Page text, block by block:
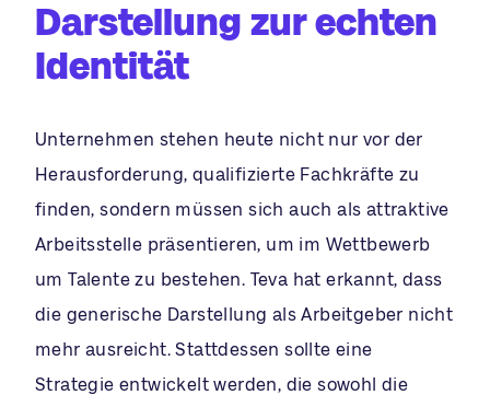
Darstellung zur echten
Identität
Unternehmen stehen heute nicht nur vor der
Herausforderung, qualifizierte Fachkräfte zu
finden, sondern müssen sich auch als attraktive
Arbeitsstelle präsentieren, um im Wettbewerb
um Talente zu bestehen. Teva hat erkannt, dass
die generische Darstellung als Arbeitgeber nicht
mehr ausreicht. Stattdessen sollte eine
Strategie entwickelt werden, die sowohl die